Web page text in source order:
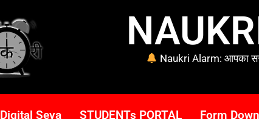
Naukri Alarm: आपका
Digital Seva STUDENTs PORTAL Form